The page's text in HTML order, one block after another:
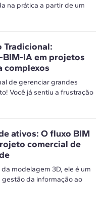
na prática a partir de um
Tradicional:
BIM-IA em projetos
complexos
de gerenciar grandes
Você já sentiu a frustração
ativos: O fluxo BIM
comercial de
modelagem 3D, ele é um
da informação ao